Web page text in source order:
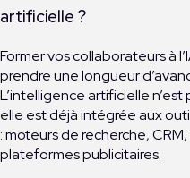
artificielle ?
Former vos collaborateurs à
prendre une longueur
L’intelligence artificielle
elle est déjà intégrée aux
: moteurs de recherche,
plateformes publicitaires.